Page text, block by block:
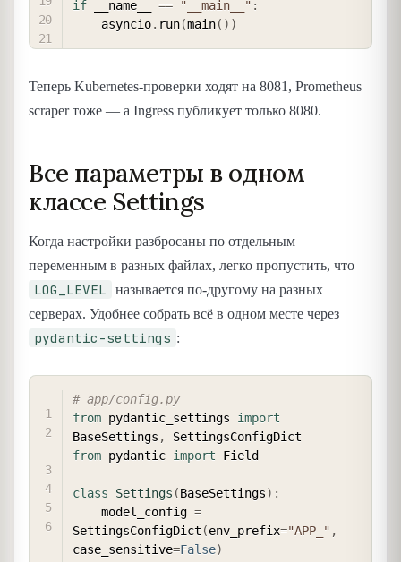
if __name__ == "__main__" :
    asyncio
. run(main( ) )
Теперь Kubernetes-проверки ходят на 8081, Prometheus
scraper тоже — а Ingress публикует только 8080.
Все параметры в одном
классе Settings
Когда настройки разбросаны по отдельным
переменным в разных файлах, легко пропустить, что
LOG_LEVEL
называется по-другому на разных
серверах. Удобнее собрать всё в одном месте через
pydantic-settings :
# app/config.py
from pydantic_settings import
BaseSettings ,
from pydantic import Field
class Settings (BaseSettings) :
    model_config
=
SettingsConfigDict (env_prefix="APP_" ,
case_sensitive=False)